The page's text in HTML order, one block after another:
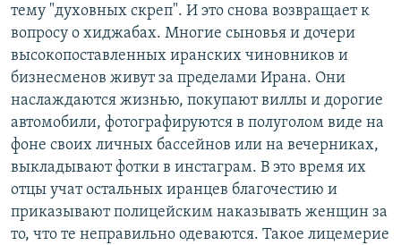
тему "духовных скреп". И это снова возвращает к
вопросу о хиджабах. Многие сыновья и дочери
высокопоставленных иранских чиновников и
бизнесменов живут за пределами Ирана. Они
наслаждаются жизнью, покупают виллы и дорогие
автомобили, фотографируются в полуголом виде на
фоне своих личных бассейнов или на вечерниках,
выкладывают фотки в инстаграм. В это время их
отцы учат остальных иранцев благочестию и
приказывают полицейским наказывать женщин за
то, что те неправильно одеваются. Такое лицемерие